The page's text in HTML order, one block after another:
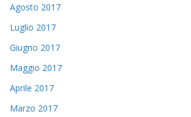
Agosto 2017
Luglio 2017
Giugno 2017
Maggio 2017
Aprile 2017
Marzo 2017